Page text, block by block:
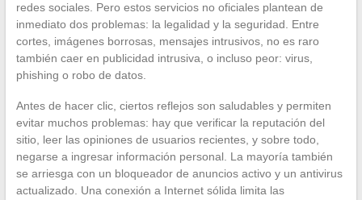
redes sociales. Pero estos servicios no oficiales plantean de
inmediato dos problemas: la legalidad y la seguridad. Entre
cortes, imágenes borrosas, mensajes intrusivos, no es raro
también caer en publicidad intrusiva, o incluso peor: virus,
phishing o robo de datos.
Antes de hacer clic, ciertos reflejos son saludables y permiten
evitar muchos problemas: hay que verificar la reputación del
sitio, leer las opiniones de usuarios recientes, y sobre todo,
negarse a ingresar información personal. La mayoría también
se arriesga con un bloqueador de anuncios activo y un antivirus
actualizado. Una conexión a Internet sólida limita las